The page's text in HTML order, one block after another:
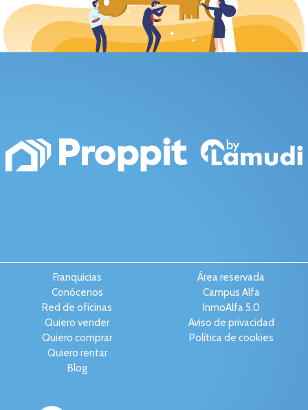
Franquicias
Conócenos
Red de oficinas
Quiero vender
Quiero comprar
Quiero rentar
Blog
Área reservada
Campus Alfa
InmoAlfa 5.0
Aviso de privacidad
Política de cookies